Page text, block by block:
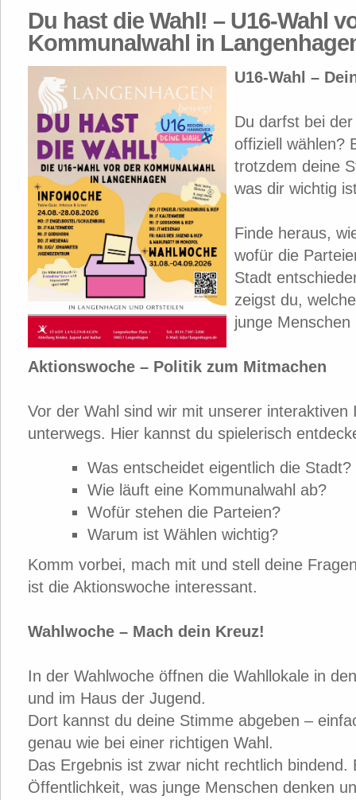
Du hast die Wahl! – U16-Wahl
Kommunalwahl in
U16-Wahl –
Du darfst bei
offiziell wählen?
trotzdem deine
was dir wichtig
Finde heraus,
wofür die
Stadt
zeigst du,
junge Menschen
Aktionswoche – Politik zum Mitmachen
Vor der Wahl sind wir mit unserer
unterwegs. Hier kannst du spielerisch
Was entscheidet eigentlich die Stadt?
Wie läuft eine Kommunalwahl ab?
Wofür stehen die Parteien?
Warum ist Wählen wichtig?
Komm vorbei, mach mit und stell deine
ist die Aktionswoche interessant.
Wahlwoche – Mach dein Kreuz!
In der Wahlwoche öffnen die Wahllokale in
und im Haus der Jugend.
Dort kannst du deine Stimme abgeben –
genau wie bei einer richtigen Wahl.
Das Ergebnis ist zwar nicht rechtlich bindend.
Öffentlichkeit, was junge Menschen denken